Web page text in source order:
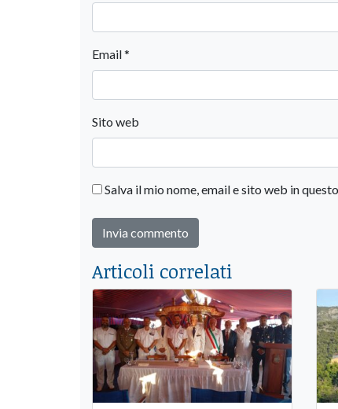
Email*
Sito web
Salva il mio nome, email e sito web in
Articoli correlati